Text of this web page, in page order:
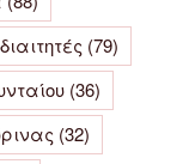
διαιτητές (79)
(36)
(32)